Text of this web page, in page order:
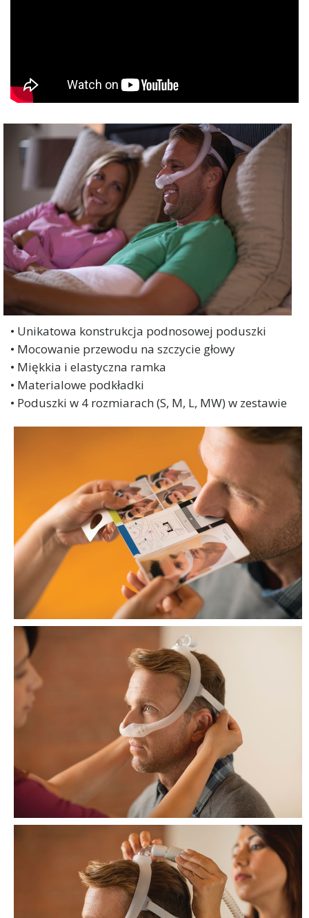
• Unikatowa konstrukcja podnosowej poduszki
• Mocowanie przewodu na szczycie głowy
• Miękkia i elastyczna ramka
• Materialowe podkładki
• Poduszki w 4 rozmiarach (S, M, L, MW) w zestawie